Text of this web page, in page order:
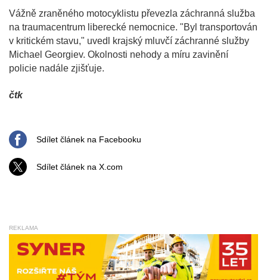
Vážně zraněného motocyklistu převezla záchranná služba
na traumacentrum liberecké nemocnice. "Byl transportován
v kritickém stavu," uvedl krajský mluvčí záchranné služby
Michael Georgiev. Okolnosti nehody a míru zavinění
policie nadále zjišťuje.
čtk
Sdílet článek na Facebooku
Sdílet článek na X.com
REKLAMA